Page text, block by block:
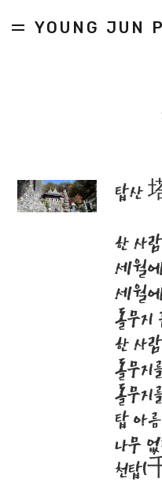
YOUNG JUN
탑산
한 사
세월
세월
돌무지
한 사
돌무지
돌무지
탑 아
나무
천탑(